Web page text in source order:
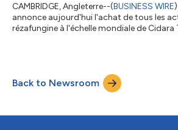
CAMBRIDGE, Angleterre--(BUSINESS WIRE
annonce aujourd'hui l'achat de tous les
rézafungine à l'échelle mondiale de Cidara
hebdomadaire unique indiquée pour le
candidose invasive chez l'adulte.1 La
Back to Newsroom